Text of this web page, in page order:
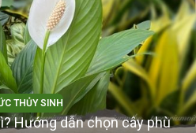
THỦY SINH
Hướng dẫn chọn cây phù